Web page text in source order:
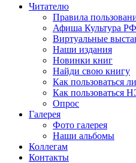
Читателю
Правила
Афиша Культура РФ
Виртуальные
Наши издания
Новинки книг
Найди свою книгу
Как пользоваться
Как пользоваться
Опрос
Галерея
Фото галерея
Наши альбомы
Коллегам
Контакты